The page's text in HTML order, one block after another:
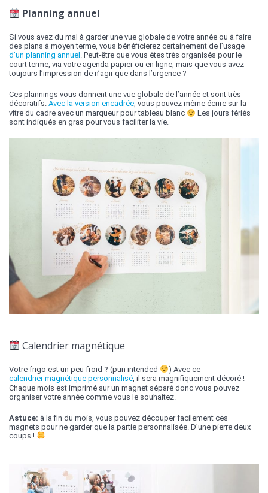
Planning annuel
Si vous avez du mal à garder une vue globale de votre année ou à faire
des plans à moyen terme, vous bénéficierez certainement de l’usage
d’un planning annuel . Peut-être que vous êtes très organisés pour le
court terme, via votre agenda papier ou en ligne, mais que vous avez
toujours l’impression de n’agir que dans l’urgence ?
Ces plannings vous donnent une vue globale de l’année et sont très
décoratifs. Avec la version encadrée, vous pouvez même écrire sur la
vitre du cadre avec un marqueur pour tableau blanc
Les jours fériés
sont indiqués en gras pour vous faciliter la vie.
Calendrier magnétique
Votre frigo est un peu froid ? (pun intended
) Avec ce
calendrier magnétique personnalisé , il sera magnifiquement décoré !
Chaque mois est imprimé sur un magnet séparé donc vous pouvez
organiser votre année comme vous le souhaitez.
Astuce: à la fin du mois, vous pouvez découper facilement ces
magnets pour ne garder que la partie personnalisée. D’une pierre deux
coups !